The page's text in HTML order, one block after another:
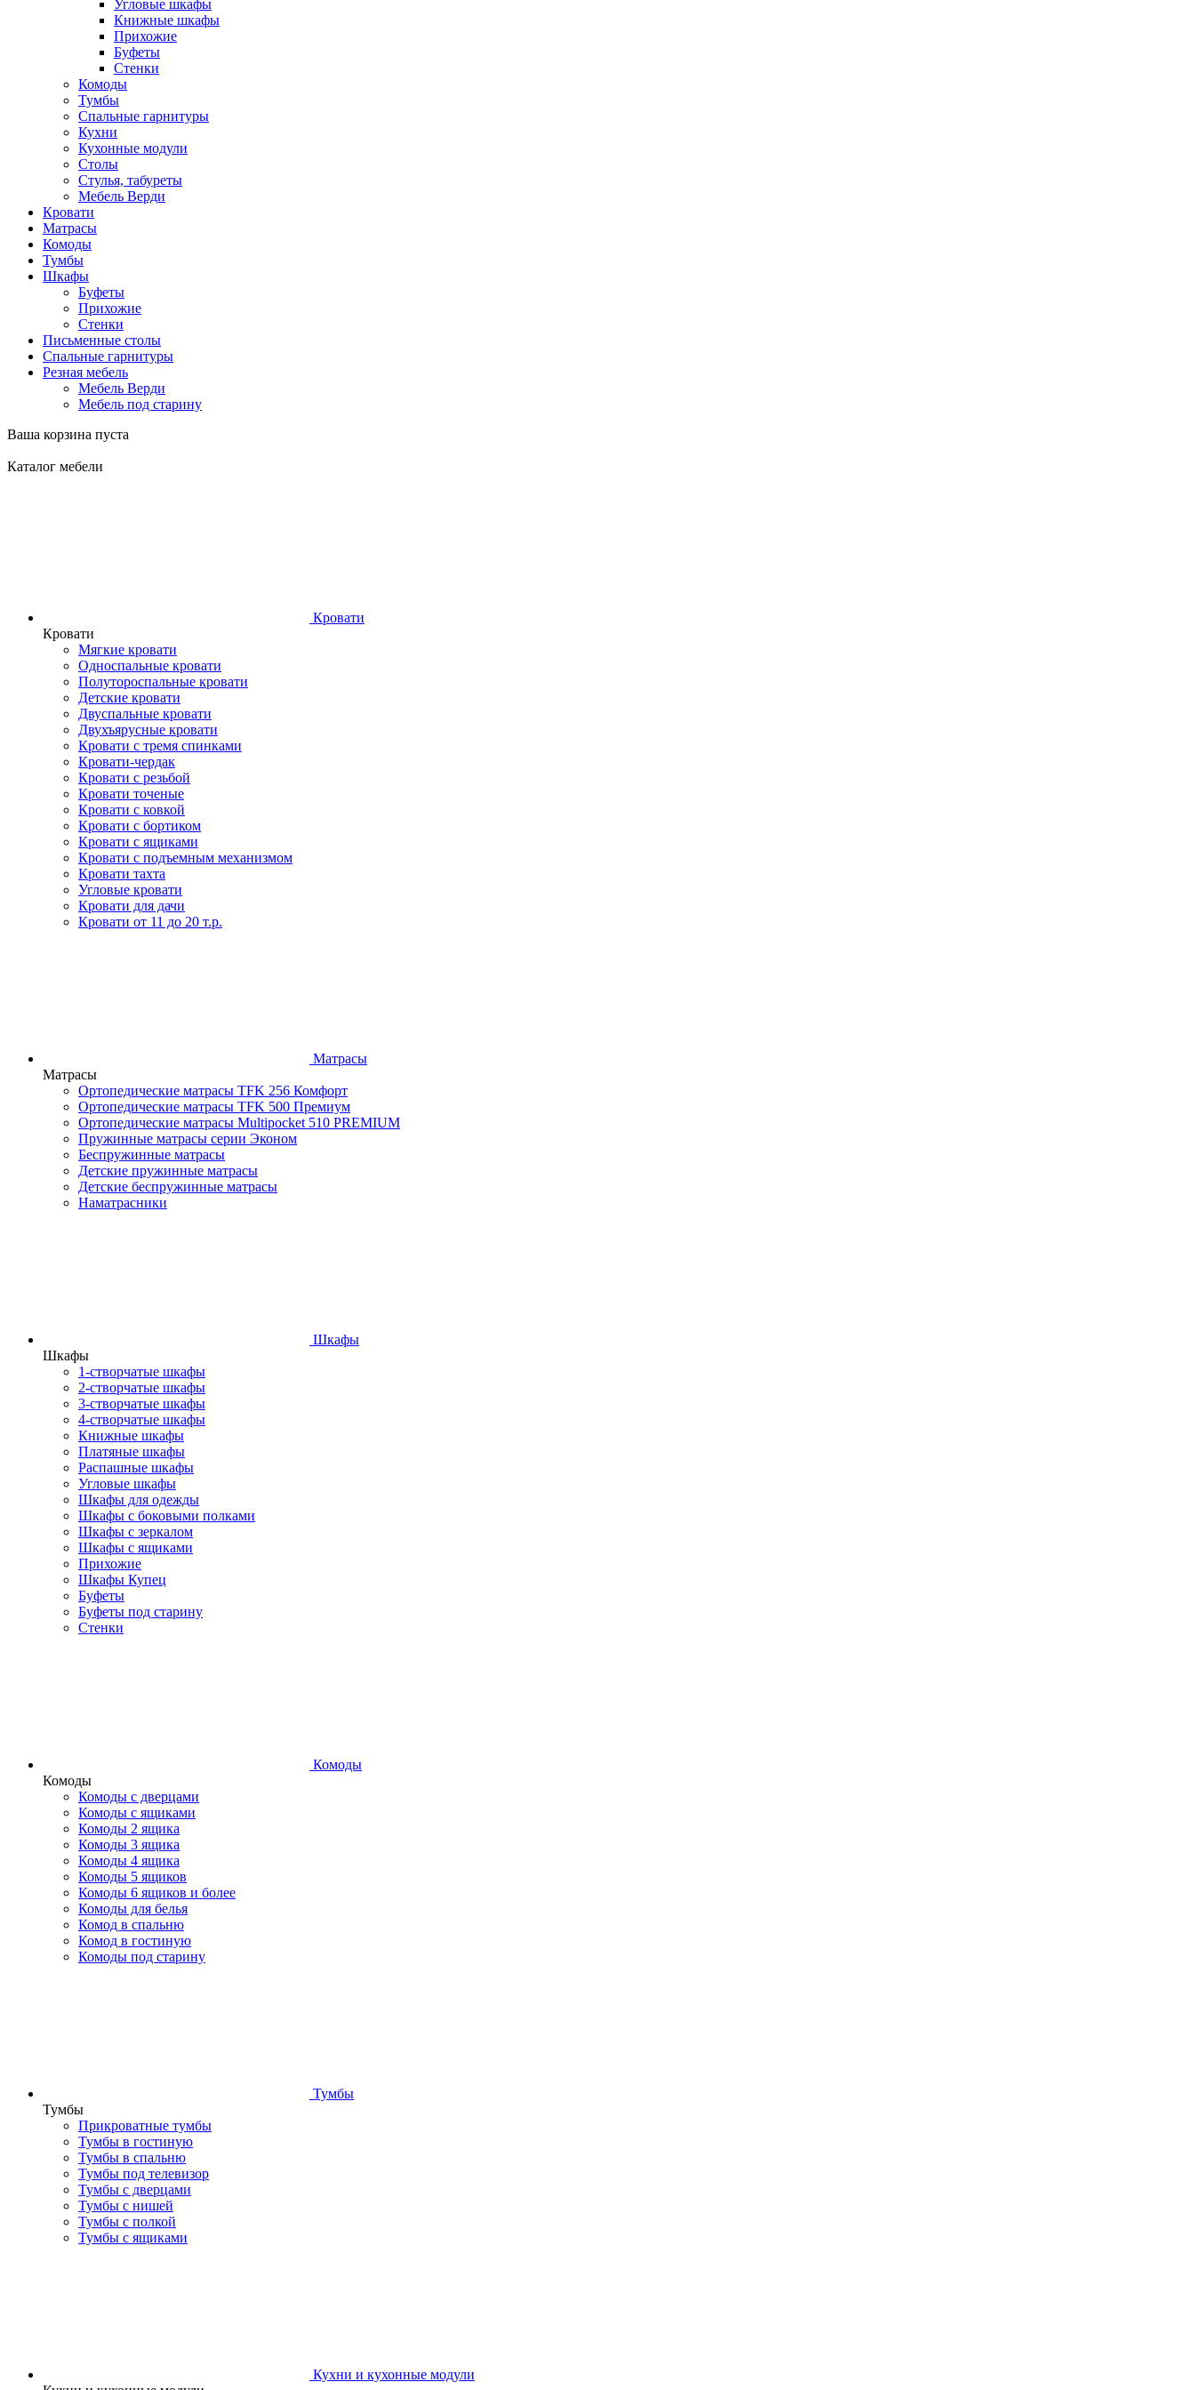
Угловые шкафы
Книжные шкафы
Прихожие
Буфеты
Стенки
Комоды
Тумбы
Спальные гарнитуры
Кухни
Кухонные модули
Столы
Стулья, табуреты
Мебель Верди
Кровати
Матрасы
Комоды
Тумбы
Шкафы
Буфеты
Прихожие
Стенки
Письменные столы
Спальные гарнитуры
Резная мебель
Мебель Верди
Мебель под старину
Ваша корзина пуста
Каталог мебели
Кровати
Кровати
Мягкие кровати
Односпальные кровати
Полутороспальные кровати
Детские кровати
Двуспальные кровати
Двухъярусные кровати
Кровати с тремя спинками
Кровати-чердак
Кровати с резьбой
Кровати точеные
Кровати с ковкой
Кровати с бортиком
Кровати с ящиками
Кровати с подъемным механизмом
Кровати тахта
Угловые кровати
Кровати для дачи
Кровати от 11 до 20 т.р.
Матрасы
Матрасы
Ортопедические матрасы TFK 256 Комфорт
Ортопедические матрасы TFK 500 Премиум
Ортопедические матрасы Multipocket 510 PREMIUM
Пружинные матрасы серии Эконом
Беспружинные матрасы
Детские пружинные матрасы
Детские беспружинные матрасы
Наматрасники
Шкафы
Шкафы
1-створчатые шкафы
2-створчатые шкафы
3-створчатые шкафы
4-створчатые шкафы
Книжные шкафы
Платяные шкафы
Распашные шкафы
Угловые шкафы
Шкафы для одежды
Шкафы с боковыми полками
Шкафы с зеркалом
Шкафы с ящиками
Прихожие
Шкафы Купец
Буфеты
Буфеты под старину
Стенки
Комоды
Комоды
Комоды с дверцами
Комоды с ящиками
Комоды 2 ящика
Комоды 3 ящика
Комоды 4 ящика
Комоды 5 ящиков
Комоды 6 ящиков и более
Комоды для белья
Комод в спальню
Комод в гостиную
Комоды под старину
Тумбы
Тумбы
Прикроватные тумбы
Тумбы в гостиную
Тумбы в спальню
Тумбы под телевизор
Тумбы с дверцами
Тумбы с нишей
Тумбы с полкой
Тумбы с ящиками
Кухни и кухонные модули